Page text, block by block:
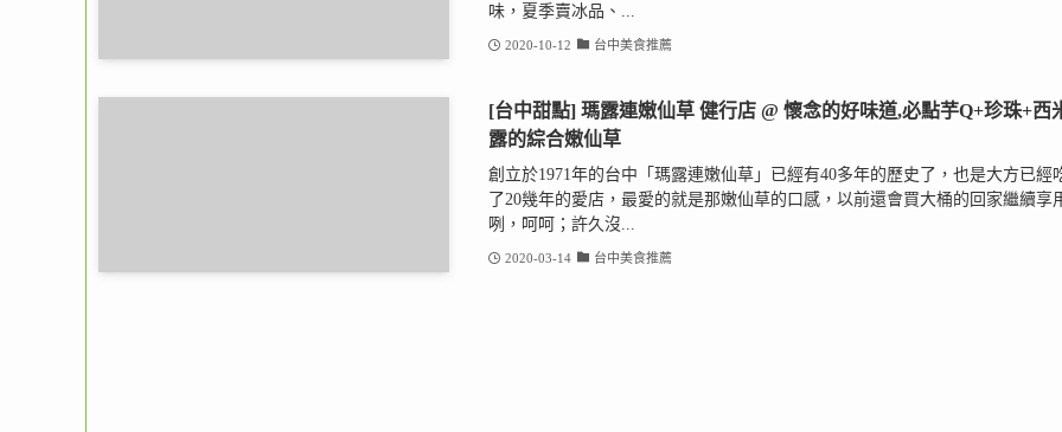
味，夏季賣冰品、...
2020-10-12 台中美食推薦
[台中甜點] 瑪露連嫩仙草 健行店 @ 懷念的好味道,必點芋Q+珍珠+西
露的綜合嫩仙草
創立於1971年的台中「瑪露連嫩仙草」已經有40多年的歷史了，也是大方已經
了20幾年的愛店，最愛的就是那嫩仙草的口感，以前還會買大桶的回家繼續享
咧，呵呵；許久沒...
2020-03-14 台中美食推薦